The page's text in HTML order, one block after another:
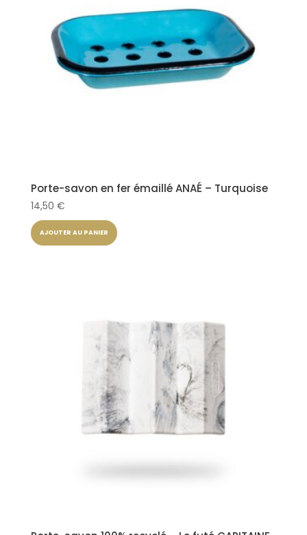
Porte-savon en fer émaillé ANAÉ – Turquoise
14,50 €
AJOUTER AU PANIER